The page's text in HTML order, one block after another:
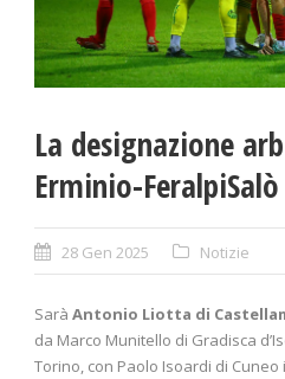
La designazione
Erminio-FeralpiSalò
28 Gen 2025 Notizie
Sarà Antonio Liotta di
da Marco Munitello di Gradisca
Torino, con Paolo Isoardi di